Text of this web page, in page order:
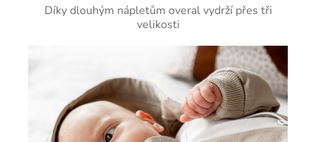
Díky dlouhým nápletům overal vydrží přes tři
velikosti